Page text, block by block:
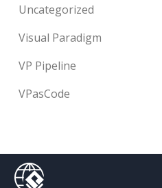
Uncategorized
Visual Paradigm
VP Pipeline
VPasCode